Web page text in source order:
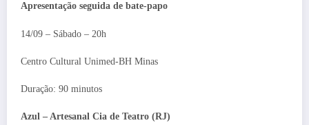
Apresentação seguida de bate-papo
14/09 – Sábado – 20h
Centro Cultural Unimed-BH Minas
Duração: 90 minutos
Azul – Artesanal Cia de Teatro (RJ)